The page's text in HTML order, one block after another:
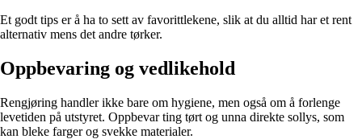
Et godt tips er å ha to sett av favorittlekene, slik at du alltid har et rent
alternativ mens det andre tørker.
Oppbevaring og vedlikehold
Rengjøring handler ikke bare om hygiene, men også om å forlenge
levetiden på utstyret. Oppbevar ting tørt og unna direkte sollys, som
kan bleke farger og svekke materialer.